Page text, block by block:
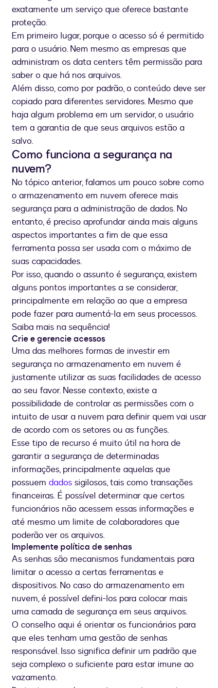
exatamente um serviço que oferece bastante
proteção.
Em primeiro lugar, porque o acesso só é permitido
para o usuário. Nem mesmo as empresas que
administram os data centers têm permissão para
saber o que há nos arquivos.
Além disso, como por padrão, o conteúdo deve ser
copiado para diferentes servidores. Mesmo que
haja algum problema em um servidor, o usuário
tem a garantia de que seus arquivos estão a
salvo.
Como funciona a segurança na
nuvem?
No tópico anterior, falamos um pouco sobre como
o armazenamento em nuvem oferece mais
segurança para a administração de dados. No
entanto, é preciso aprofundar ainda mais alguns
aspectos importantes a fim de que essa
ferramenta possa ser usada com o máximo de
suas capacidades.
Por isso, quando o assunto é segurança, existem
alguns pontos importantes a se considerar,
principalmente em relação ao que a empresa
pode fazer para aumentá-la em seus processos.
Saiba mais na sequência!
Crie e gerencie acessos
Uma das melhores formas de investir em
segurança no armazenamento em nuvem é
justamente utilizar as suas facilidades de acesso
ao seu favor. Nesse contexto, existe a
possibilidade de controlar as permissões com o
intuito de usar a nuvem para definir quem vai usar
de acordo com os setores ou as funções.
Esse tipo de recurso é muito útil na hora de
garantir a segurança de determinadas
informações, principalmente aquelas que
possuem dados sigilosos, tais como transações
financeiras. É possível determinar que certos
funcionários não acessem essas informações e
até mesmo um limite de colaboradores que
poderão ver os arquivos.
Implemente política de senhas
As senhas são mecanismos fundamentais para
limitar o acesso a certas ferramentas e
dispositivos. No caso do armazenamento em
nuvem, é possível defini-los para colocar mais
uma camada de segurança em seus arquivos.
O conselho aqui é orientar os funcionários para
que eles tenham uma gestão de senhas
responsável. Isso significa definir um padrão que
seja complexo o suficiente para estar imune ao
vazamento.